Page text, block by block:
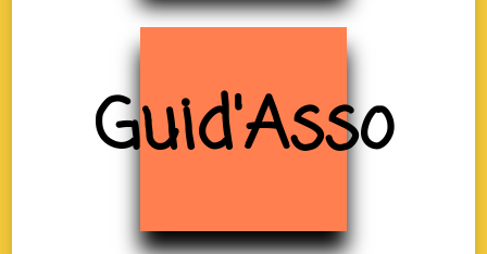
Guid'Asso